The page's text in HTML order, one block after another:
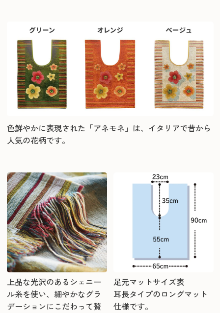
色鮮やかに表現された「アネモネ」は、イタリアで昔から
人気の花柄です。
上品な光沢のあるシェニー
ル糸を使い、細やかなグラ
デーションにこだわって贅
足元マットサイズ表
耳長タイプのロングマット
仕様です。